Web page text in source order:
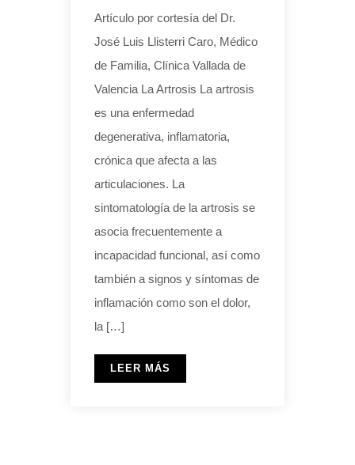
Artículo por cortesía del Dr.
José Luis Llisterri Caro, Médico
de Familia, Clínica Vallada de
Valencia La Artrosis La artrosis
es una enfermedad
degenerativa, inflamatoria,
crónica que afecta a las
articulaciones. La
sintomatología de la artrosis se
asocia frecuentemente a
incapacidad funcional, así como
también a signos y síntomas de
inflamación como son el dolor,
la […]
LEER MÁS